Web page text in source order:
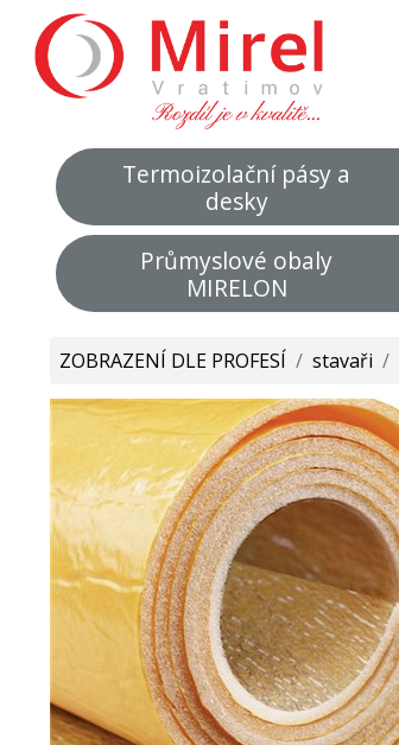
Termoizolační pásy a
desky
Průmyslové obaly
MIRELON
ZOBRAZENÍ DLE PROFESÍ / stavaři /